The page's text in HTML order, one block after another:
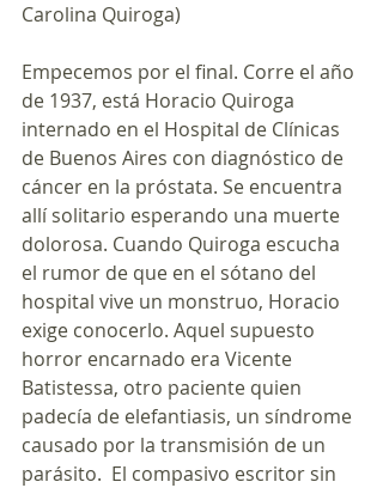
Carolina Quiroga)
Empecemos por el final. Corre el año
de 1937, está Horacio Quiroga
internado en el Hospital de Clínicas
de Buenos Aires con diagnóstico de
cáncer en la próstata. Se encuentra
allí solitario esperando una muerte
dolorosa. Cuando Quiroga escucha
el rumor de que en el sótano del
hospital vive un monstruo, Horacio
exige conocerlo. Aquel supuesto
horror encarnado era Vicente
Batistessa, otro paciente quien
padecía de elefantiasis, un síndrome
causado por la transmisión de un
parásito.  El compasivo escritor sin